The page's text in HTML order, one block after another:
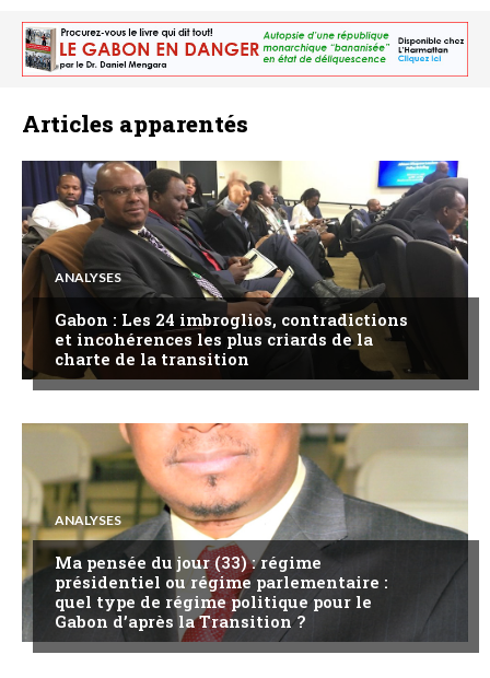
Articles apparentés
ANALYSES
Gabon : Les 24 imbroglios, contradictions
et incohérences les plus criards de la
charte de la transition
ANALYSES
Ma pensée du jour (33) : régime
présidentiel ou régime parlementaire :
quel type de régime politique pour le
Gabon d’après la Transition ?